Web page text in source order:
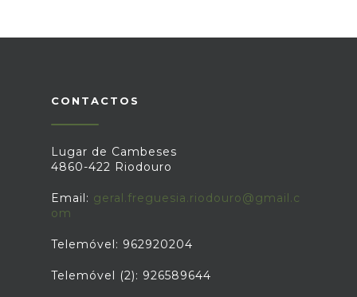
CONTACTOS
Lugar de Cambeses
4860-422 Riodouro
Email: geral.freguesia.riodouro@gmail.c
om
Telemóvel: 962920204
Telemóvel (2): 926589644